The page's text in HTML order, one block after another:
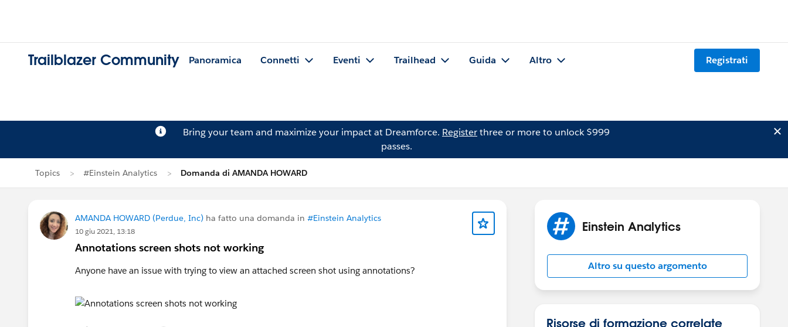
Trailblazer Community Panoramica Connetti Eventi Trailhead Guida Altro Registrati
Bring your team and maximize your impact at Dreamforce. Registerthree or more to unlock $999
passes.
Topics #Einstein Analytics Domanda di AMANDA HOWARD
AMANDA HOWARD (Perdue, Inc) ha fatto una domanda in #Einstein Analytics
10 giu 2021, 13:18
Annotations screen shots not working
Anyone have an issue with trying to view an attached screen shot using annotations?
Einstein Analytics
Altro su questo argomento
Risorse di formazione correlate